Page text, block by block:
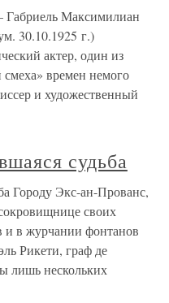
Максимилиан
30.10.1925 г.)
актер, один из
времен немого
и художественный
судьба
Городу Экс-ан-Прованс,
своих
и в журчании фонтанов
Рикети, граф де
лишь нескольких